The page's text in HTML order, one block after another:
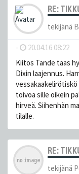
RE:
tekijänä
- 20.04.16 08:22
Kiitos Tande taas
Dixin laajennus.
vessakaakelirötiskö
toivoa sille oikein
hirveä. Siihenhän
tilalle.
RE:
tekijänä